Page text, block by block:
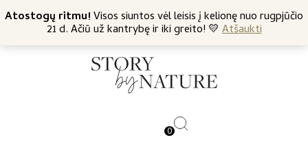
Atostogų ritmu!Visos siuntos vėl leisis į kelionę nuo rugpjūčio
21 d. Ačiū už kantrybę ir iki greito! 💛Atšaukti
Nemokamas siuntimas nuo 45 Eur +370 682 57369
0